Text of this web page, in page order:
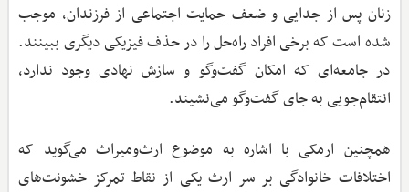
زنان پس از جدایی و ضعف حمایت اجتماعی از فرزندان، موجب
شده است که برخی افراد راه‌حل را در حذف فیزیکی دیگری ببینند.
در جامعه‌ای که امکان گفت‌وگو و سازش نهادی وجود ندارد،
انتقام‌جویی به جای گفت‌وگو می‌نشیند.
همچنین ارمکی با اشاره به موضوع ارث‌ومیراث می‌گوید که
اختلافات خانوادگی بر سر ارث یکی از نقاط تمرکز خشونت‌های